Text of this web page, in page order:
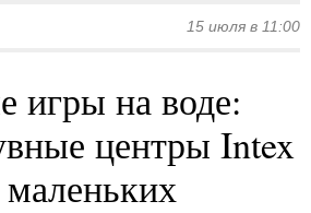
15 июля в 11:00
игры на воде:
центры Intex